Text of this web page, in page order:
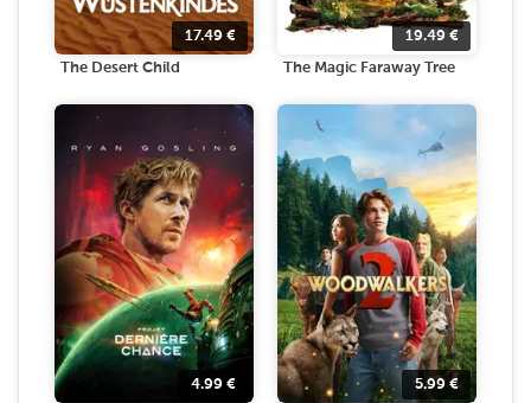
17.49 €
The Desert Child
19.49€
The Magic Faraway Tree
4.99 € 5.99 €